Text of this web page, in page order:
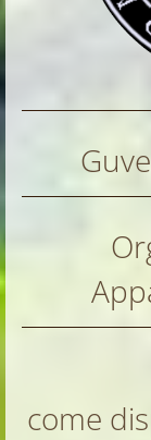
come